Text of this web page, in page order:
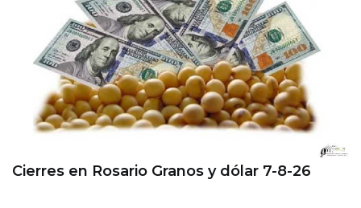
Cierres en Rosario Granos y dólar 7-8-26